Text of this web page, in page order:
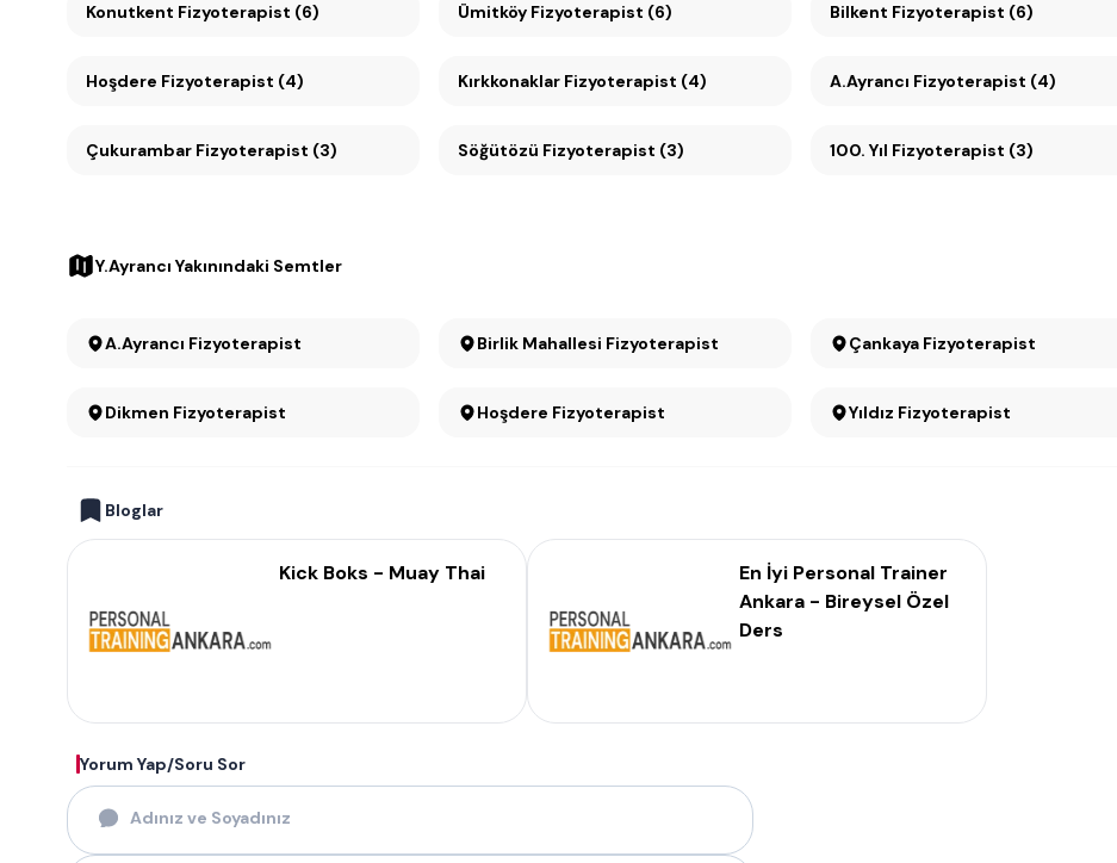
Konutkent Fizyoterapist (6) Ümitköy Fizyoterapist (6) Bilkent Fizyoterapist (6)
Hoşdere Fizyoterapist (4) Kırkkonaklar Fizyoterapist (4) A.Ayrancı Fizyoterapist (4)
Çukurambar Fizyoterapist (3) Söğütözü Fizyoterapist (3) 100. Yıl Fizyoterapist (3)
Y.Ayrancı Yakınındaki Semtler
A.Ayrancı Fizyoterapist Birlik Mahallesi Fizyoterapist Çankaya Fizyoterapist
Dikmen Fizyoterapist Hoşdere Fizyoterapist Yıldız Fizyoterapist
Bloglar
Kick Boks - Muay Thai
En İyi Personal Trainer
Ankara - Bireysel Özel
Ders
Yorum Yap/Soru Sor